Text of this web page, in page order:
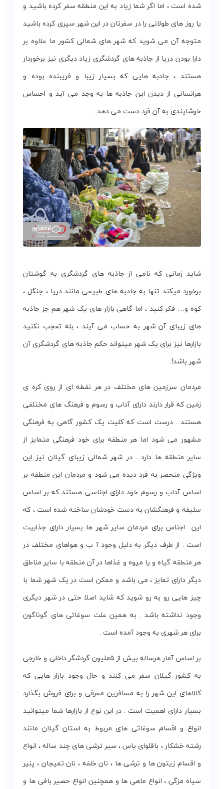
شده است ، اما اگر شما زیاد به این منطقه سفر کرده باشید و
یا روز های طولانی را در سفرتان در این شهر سپری کرده باشید
متوجه آن می شوید که شهر های شمالی کشور ما علاوه بر
دارا بودن دریا از جاذبه های گردشگری زیاد دیگری نیز برخوردار
هستند ، جادبه هایی که بسیار زیبا و فریبنده بوده و
هرانسانی از دیدن این جاذبه ها به وجد می آید و احساس
خوشایندی به آن فرد دست می دهد .
شاید زمانی که نامی از جاذبه های گردشگری به گوشتان
برخورد میکند تنها به جادبه های طبیعی مانند دریا ، جنگل ،
کوه و… فکر کنید ، اما گاهی بازار های یک شهر هم جز جاذبه
های زیبای آن شهر به حساب می آیند ، بله تعجب نکنید
بازارها نیز برای یک شهر میتواند حکم جاذبه های گردشگری آن
شهر باشد!.
مردمان سرزمین های مختلف در هر نقطه ای از روی کره ی
زمین که قرار دارند دارای آداب و رسوم و فرهنگ های مختلفی
هستند . درست است که کلیت یک کشور گاهی به فرهنگی
مشهور می شود اما هر منطقه برای خود فرهنگی متمایز از
سایر منطقه ها دارد . در شهر شمالی زیبای گیلان نیز این
ویژگی منحصر به فرد دیده می شود و مردمان این منطقه بر
اساس آداب و رسوم خود دارای اجناسی هستند که بر اساس
سلیقه و فرهنگشان به دست خودشان ساخته شده است ، که
این اجناس برای مردمان سایر شهر ها بسیار دارای جذابیت
است . از طرف دیگر به دلیل وجود آ ب و هواهای مختلف در
هر منطقه گیاه و یا میوه و غذاها در آن منطقه با سایر مناطق
دیگر دارای تمایز ، می باشد و ممکن است در یک شهر شما با
چیز هایی رو به رو شوید که شاید اصلا حتی در شهر دیگری
وجود نداشته باشد . به همین علت سوغاتی های گوناگون
برای هر شهری به وجود آمده است .
بر اساس آمار هرساله بیش از ۵ملیون گردشگر داخلی و خارجی
به کشور گیلان سفر می کنند و حال وجود بازار هایی که
کالاهای این شهر را به مسافرین معرفی و برای فروش بگذارد
بسیار دارای اهمیت است . در این نوع از بازارها شما میتوانید
انواع و اقسام سوغاتی های مربوط به استان گیلان مانند
رشته خشکار ، باقلوای یاس ، سیر ترشی های چند ساله ، انواع
و اقسام زیتون ها و ترشی ها ، نان خلفه ، نان تمیجان ، پنیر
سیاه مزگی ، انواع ماهی ها و همچنین انواع حصیر بافی ها و